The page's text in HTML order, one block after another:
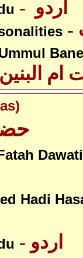
Dawati
Hadi
- اردو